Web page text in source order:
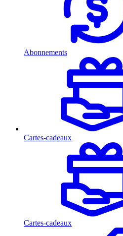
Abonnements
Cartes-cadeaux
Cartes-cadeaux